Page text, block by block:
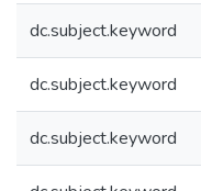
dc.subject.keyword
dc.subject.keyword
dc.subject.keyword